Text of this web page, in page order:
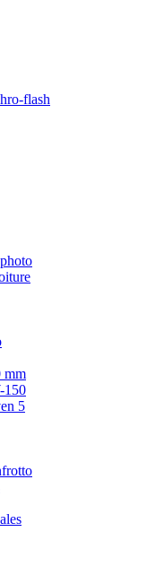
flash
mm
150
5